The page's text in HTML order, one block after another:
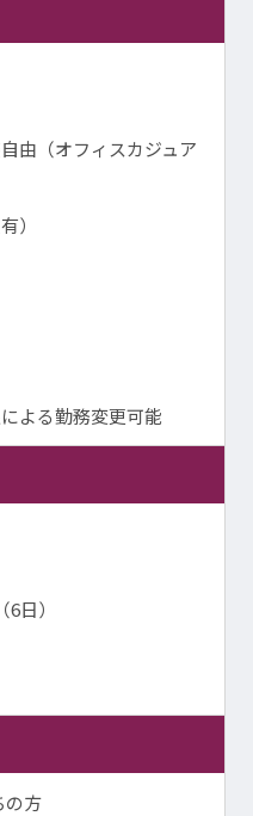
由（オフィスカジュア
）
よる勤務変更可能
日）
の方